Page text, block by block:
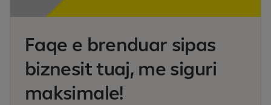
Faqe e brenduar sipas
biznesit tuaj, me siguri
maksimale!